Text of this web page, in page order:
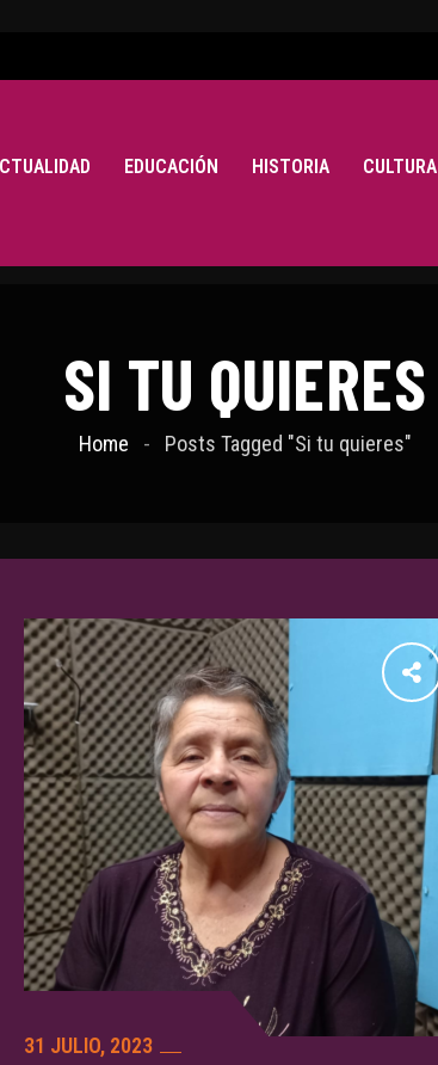
EDUCACIÓN HISTORIA CULTURA
SI TU QUIERES
Home Posts Tagged "Si tu quieres"
31 JULIO, 2023